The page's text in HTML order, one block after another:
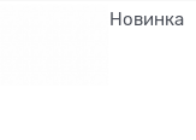
Новинка